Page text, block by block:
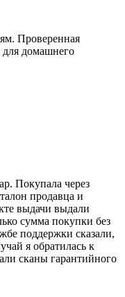
Проверенная
для домашнего
Покупала через
продавца и
выдачи выдали
сумма покупки без
поддержки сказали,
я обратилась к
сканы гарантийного